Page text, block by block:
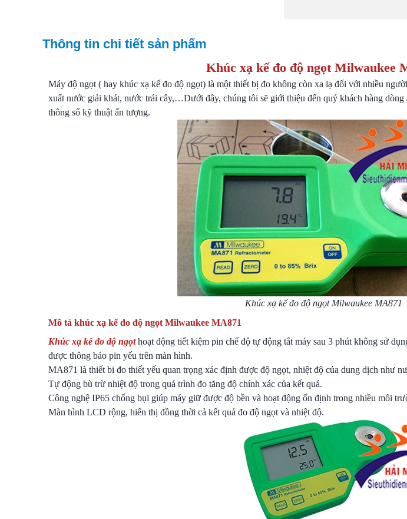
Thông tin chi tiết sản phẩm
Khúc xạ kế đo độ ngọt Milwaukee
Máy độ ngọt ( hay khúc xạ kế đo độ ngọt) là một thiết bị đo không còn xa lạ đối với nhiều
xuất nước giải khát, nước trái cây,…Dưới đây, chúng tôi sẽ giới thiệu đến quý khách hàng dòng
thông số kỹ thuật ấn tượng.
Khúc xạ kế đo độ ngọt Milwaukee MA871
Mô tả khúc xạ kế đo độ ngọt Milwaukee MA871
Khúc xạ kế đo độ ngọthoạt động tiết kiệm pin chế độ tự động tắt máy sau 3 phút không sử
được thông báo pin yếu trên màn hình.
MA871 là thiết bi đo thiết yếu quan trọng xác định được độ ngọt, nhiệt độ của dung dịch như
Tự động bù trừ nhiệt độ trong quá trình đo tăng độ chính xác của kết quả.
Công nghệ IP65 chống bụi giúp máy giữ được độ bền và hoạt động ổn định trong nhiều môi
Màn hình LCD rộng, hiển thị đồng thời cả kết quả đo độ ngọt và nhiệt độ.